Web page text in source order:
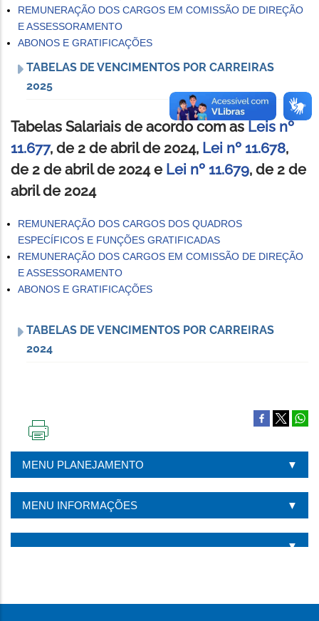
REMUNERAÇÃO DOS CARGOS EM COMISSÃO DE DIREÇÃO
E ASSESSORAMENTO
ABONOS E GRATIFICAÇÕES
TABELAS DE VENCIMENTOS POR CARREIRAS
2025
Tabelas Salariais de acordo com as Leis nº
11.677, de 2 de abril de 2024, Lei nº 11.678,
de 2 de abril de 2024 e Lei nº 11.679, de 2 de
abril de 2024
REMUNERAÇÃO DOS CARGOS DOS QUADROS
ESPECÍFICOS E FUNÇÕES GRATIFICADAS
REMUNERAÇÃO DOS CARGOS EM COMISSÃO DE DIREÇÃO
E ASSESSORAMENTO
ABONOS E GRATIFICAÇÕES
TABELAS DE VENCIMENTOS POR CARREIRAS
2024
PÁGINA
MENU PLANEJAMENTO
MENU INFORMAÇÕES